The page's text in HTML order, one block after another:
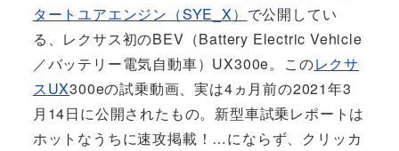
タートユアエンジン（SYE_X） で公開してい
る、レクサス初のBEV（Battery Electric Vehicle
／バッテリー電気自動車）UX300e。このレクサ
スUX300eの試乗動画、実は4ヵ月前の2021年3
月14日に公開されたもの。新型車試乗レポートは
ホットなうちに速攻掲載！…にならず、クリッカ